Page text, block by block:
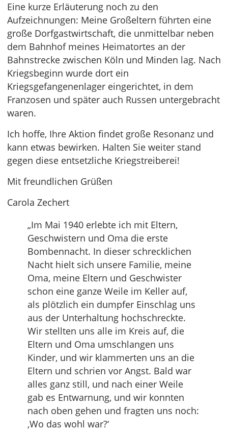
Eine kurze Erläuterung noch zu den
Aufzeichnungen: Meine Großeltern führten eine
große Dorfgastwirtschaft, die unmittelbar neben
dem Bahnhof meines Heimatortes an der
Bahnstrecke zwischen Köln und Minden lag. Nach
Kriegsbeginn wurde dort ein
Kriegsgefangenenlager eingerichtet, in dem
Franzosen und später auch Russen untergebracht
waren.
Ich hoffe, Ihre Aktion findet große Resonanz und
kann etwas bewirken. Halten Sie weiter stand
gegen diese entsetzliche Kriegstreiberei!
Mit freundlichen Grüßen
Carola Zechert
„Im Mai 1940 erlebte ich mit Eltern,
Geschwistern und Oma die erste
Bombennacht. In dieser schrecklichen
Nacht hielt sich unsere Familie, meine
Oma, meine Eltern und Geschwister
schon eine ganze Weile im Keller auf,
als plötzlich ein dumpfer Einschlag uns
aus der Unterhaltung hochschreckte.
Wir stellten uns alle im Kreis auf, die
Eltern und Oma umschlangen uns
Kinder, und wir klammerten uns an die
Eltern und schrien vor Angst. Bald war
alles ganz still, und nach einer Weile
gab es Entwarnung, und wir konnten
nach oben gehen und fragten uns noch:
‚Wo das wohl war?‘